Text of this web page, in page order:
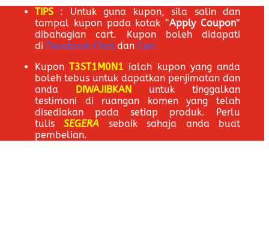
TIPS
: Untuk guna kupon, sila salin dan
tampal kupon pada kotak “Apply Coupon”
dibahagian cart. Kupon boleh didapati
di Facebook Chat dan Cart
KuponT3ST1M0N1 ialah kupon yang anda
boleh tebus untuk dapatkan penjimatan dan
anda DIWAJIBKAN untuk tinggalkan
testimoni di ruangan komen yang telah
disediakan pada setiap produk. Perlu
tulisSEGERA
sebaik sahaja anda buat
pembelian.